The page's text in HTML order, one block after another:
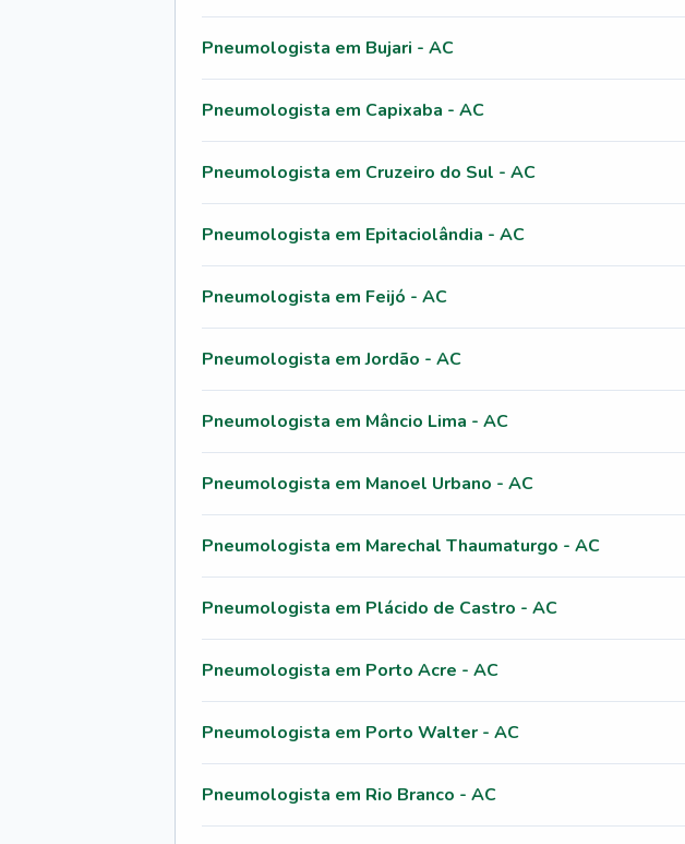
Pneumologista em Bujari - AC
Pneumologista em Capixaba - AC
Pneumologista em Cruzeiro do Sul - AC
Pneumologista em Epitaciolândia - AC
Pneumologista em Feijó - AC
Pneumologista em Jordão - AC
Pneumologista em Mâncio Lima - AC
Pneumologista em Manoel Urbano - AC
Pneumologista em Marechal Thaumaturgo - AC
Pneumologista em Plácido de Castro - AC
Pneumologista em Porto Acre - AC
Pneumologista em Porto Walter - AC
Pneumologista em Rio Branco - AC